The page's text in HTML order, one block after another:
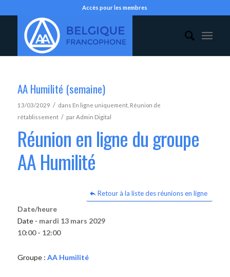
Accès pour les membres
AA Humilité (semaine)
13/03/2029 / dans En ligne uniquement, Réunion de
rétablissement / parAdmin Digital
Réunion en ligne du groupe
AA Humilité
Retour à la liste des réunions en ligne
Date/heure
Date - mardi 13 mars 2029
10:00 - 12:00
Groupe : AA Humilité